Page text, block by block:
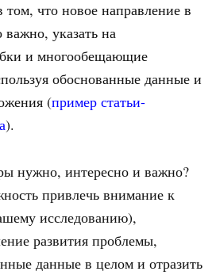
том, что новое направление в
важно, указать на
и многообещающие
обоснованные данные и
(пример статьи-
).
нужно, интересно и важно?
привлечь внимание к
исследованию),
развития проблемы,
данные в целом и отразить